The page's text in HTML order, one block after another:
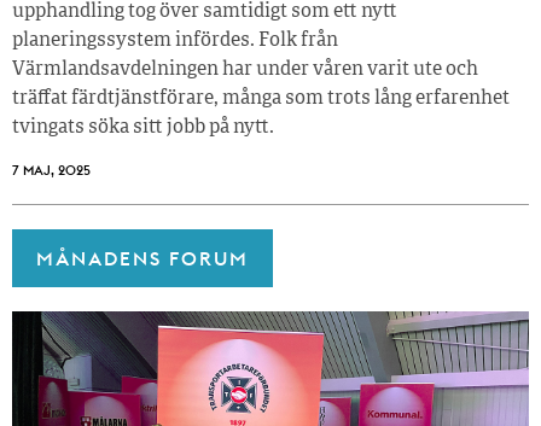
upphandling tog över samtidigt som ett nytt
planeringssystem infördes. Folk från
Värmlandsavdelningen har under våren varit ute och
träffat färdtjänstförare, många som trots lång erfarenhet
tvingats söka sitt jobb på nytt.
7 MAJ, 2025
MÅNADENS FORUM